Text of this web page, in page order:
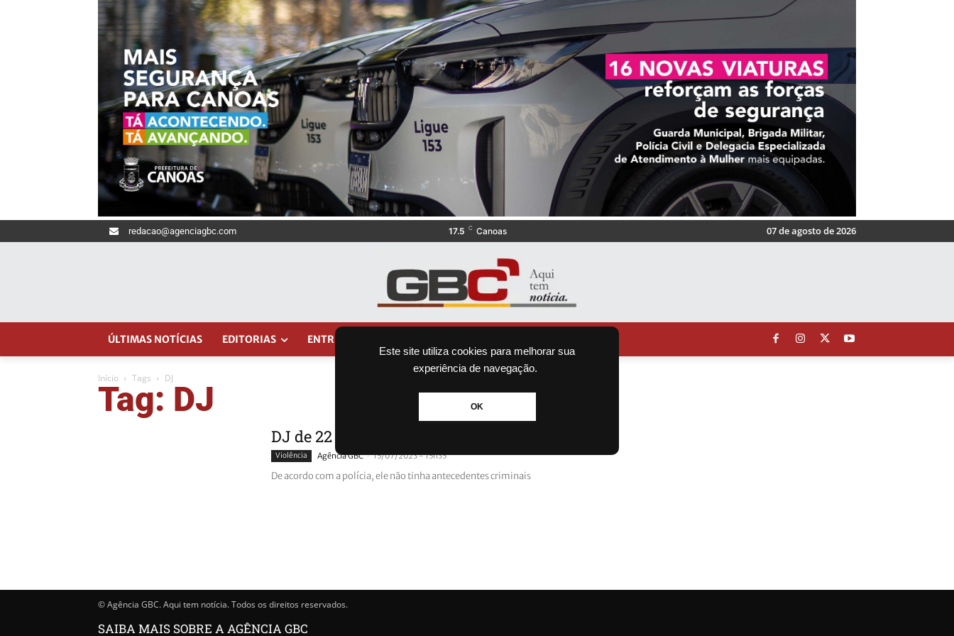
Este site utiliza cookies para melhorar sua
experiência de navegação.
OK
redacao@agenciagbc.com 17.5 C Canoas 07 de agosto de 2026
ÚLTIMAS NOTÍCIAS EDITORIAS ENTRETENIMENTO
Início Tags DJ
Tag: DJ
DJ de 22 anos é morto a tiros saindo de festa
Violência Agência GBC - 15/07/2023 - 15h35
De acordo com a polícia, ele não tinha antecedentes criminais
© Agência GBC. Aqui tem notícia. Todos os direitos reservados.
SAIBA MAIS SOBRE A AGÊNCIA GBC